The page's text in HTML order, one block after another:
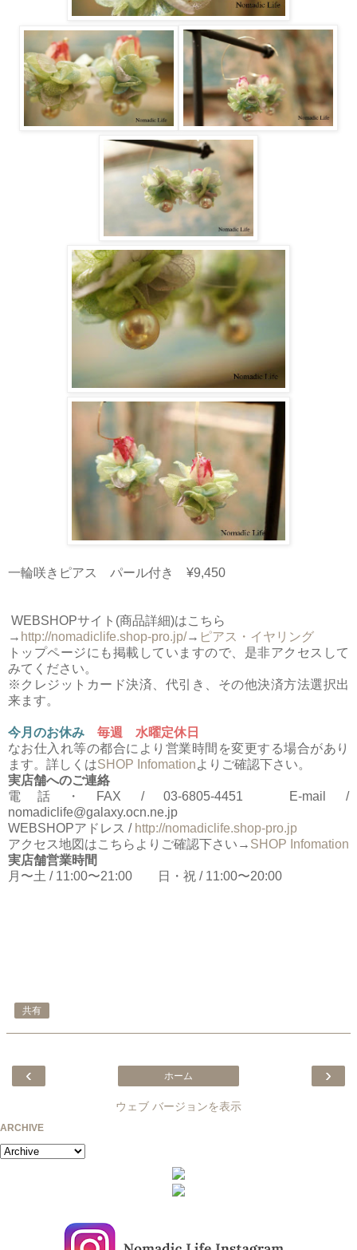
一輪咲きピアス パール付き ¥9,450
WEBSHOPサイト(商品詳細)はこちら
→ http://nomadiclife.shop-pro.jp/→ ピアス・イヤリング
トップページにも掲載していますので、是非アクセスして
みてください。
※クレジットカード決済、代引き、その他決済方法選択出
来ます。
今月のお休み
毎週 水曜定休日
なお仕入れ等の都合により営業時間を変更する場合があり
ます。詳しくはSHOP Infomationよりご確認下さい。
実店舗へのご連絡
電話・FAX / 03-6805-4451 E-mail /
nomadiclife@galaxy.ocn.ne.jp
WEBSHOPアドレス / http://nomadiclife.shop-pro.jp
アクセス地図はこちらよりご確認下さい→ SHOP Infomation
実店舗営業時間
月〜土 / 11:00〜21:00 日・祝 / 11:00〜20:00
共有
‹ ›
ホーム
ウェブ バージョンを表示
ARCHIVE